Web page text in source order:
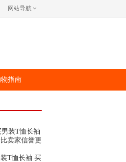
网站导航
物指南
T恤长袖 买